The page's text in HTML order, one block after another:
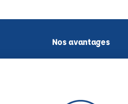
Nos avantages